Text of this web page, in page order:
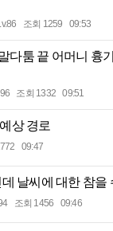
조회 1259 09:53
다툼 끝 어머니 흉
조회 1332 09:51
상 경로
09:47
날씨에 대한 참을
조회 1456 09:46